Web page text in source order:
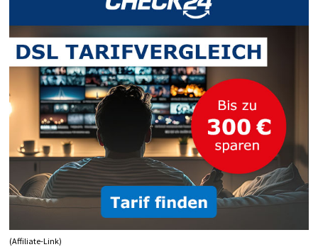
(Affiliate-Link)